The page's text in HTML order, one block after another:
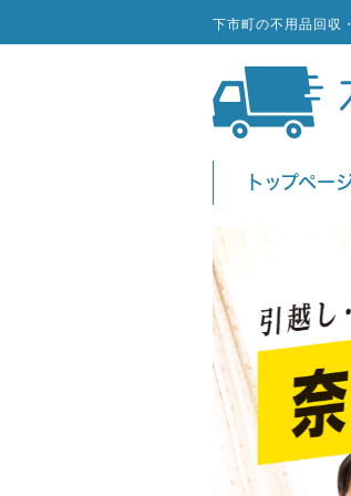
下市町の不用品回収
トップペー